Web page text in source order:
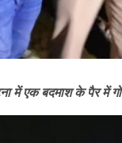
में एक बदमाश के पैर में